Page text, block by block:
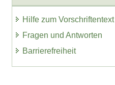
Hilfe zum Vorschriftentext
Fragen und Antworten
Barrierefreiheit